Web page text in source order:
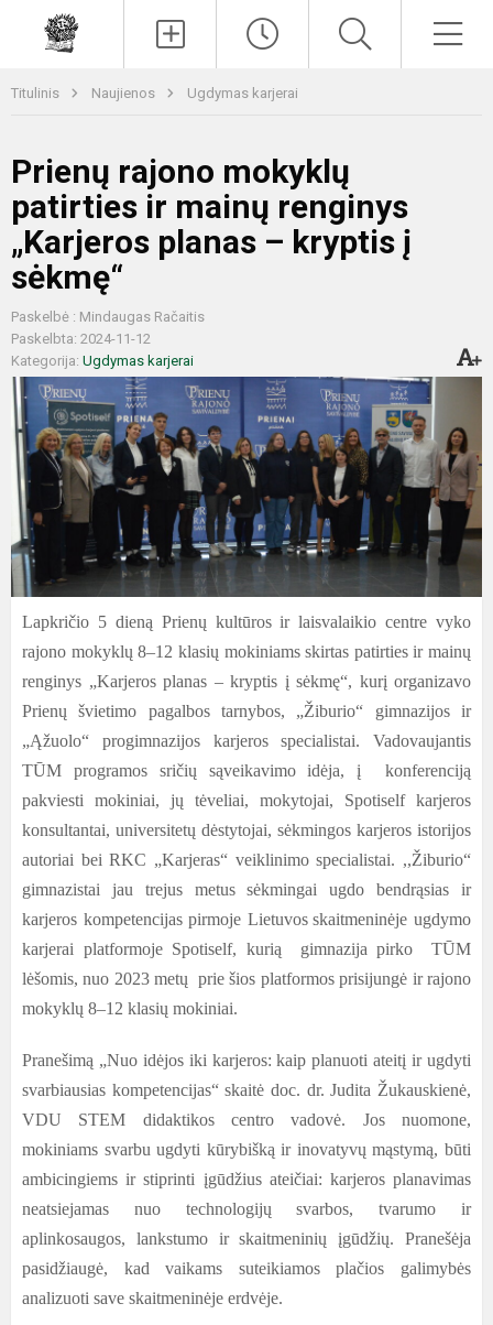
Titulinis Naujienos Ugdymas karjerai
Prienų rajono mokyklų
patirties ir mainų renginys
„Karjeros planas – kryptis į
sėkmę“
Paskelbė : Mindaugas Račaitis
Paskelbta: 2024-11-12
Kategorija: Ugdymas karjerai
Lapkričio 5 dieną Prienų kultūros ir laisvalaikio centre vyko
rajono mokyklų 8–12 klasių mokiniams skirtas patirties ir mainų
renginys „Karjeros planas – kryptis į sėkmę“, kurį organizavo
Prienų švietimo pagalbos tarnybos, „Žiburio“ gimnazijos ir
„Ąžuolo“ progimnazijos karjeros specialistai. Vadovaujantis
TŪM programos sričių sąveikavimo idėja, į konferenciją
pakviesti mokiniai, jų tėveliai, mokytojai, Spotiself karjeros
konsultantai, universitetų dėstytojai, sėkmingos karjeros istorijos
autoriai bei RKC „Karjeras“ veiklinimo specialistai. ,,Žiburio“
gimnazistai jau trejus metus sėkmingai ugdo bendrąsias ir
karjeros kompetencijas pirmoje Lietuvos skaitmeninėje ugdymo
karjerai platformoje Spotiself, kurią gimnazija pirko TŪM
lėšomis, nuo 2023 metų prie šios platformos prisijungė ir rajono
mokyklų 8–12 klasių mokiniai.
Pranešimą „Nuo idėjos iki karjeros: kaip planuoti ateitį ir ugdyti
svarbiausias kompetencijas“ skaitė doc. dr. Judita Žukauskienė,
VDU STEM didaktikos centro vadovė. Jos nuomone,
mokiniams svarbu ugdyti kūrybišką ir inovatyvų mąstymą, būti
ambicingiems ir stiprinti įgūdžius ateičiai: karjeros planavimas
neatsiejamas nuo technologijų svarbos, tvarumo ir
aplinkosaugos, lankstumo ir skaitmeninių įgūdžių. Pranešėja
pasidžiaugė, kad vaikams suteikiamos plačios galimybės
analizuoti save skaitmeninėje erdvėje.